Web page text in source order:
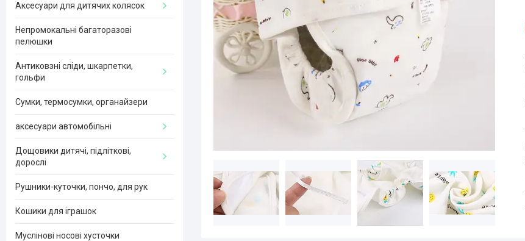
Аксесуари для дитячих колясок
Непромокальні багаторазові
пелюшки
Антиковзні сліди, шкарпетки,
гольфи
Сумки, термосумки, органайзери
аксесуари автомобільні
Дощовики дитячі, підліткові,
дорослі
Рушники-куточки, пончо, для рук
Кошики для іграшок
Муслінові носові хусточки